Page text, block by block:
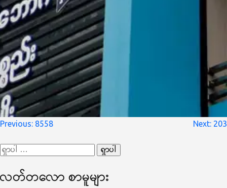
စာမူ
ပြ
Previous: 8558 Next: 203
ရှာ
စကားလုံး
လတ်တ‌လော စာမူများ